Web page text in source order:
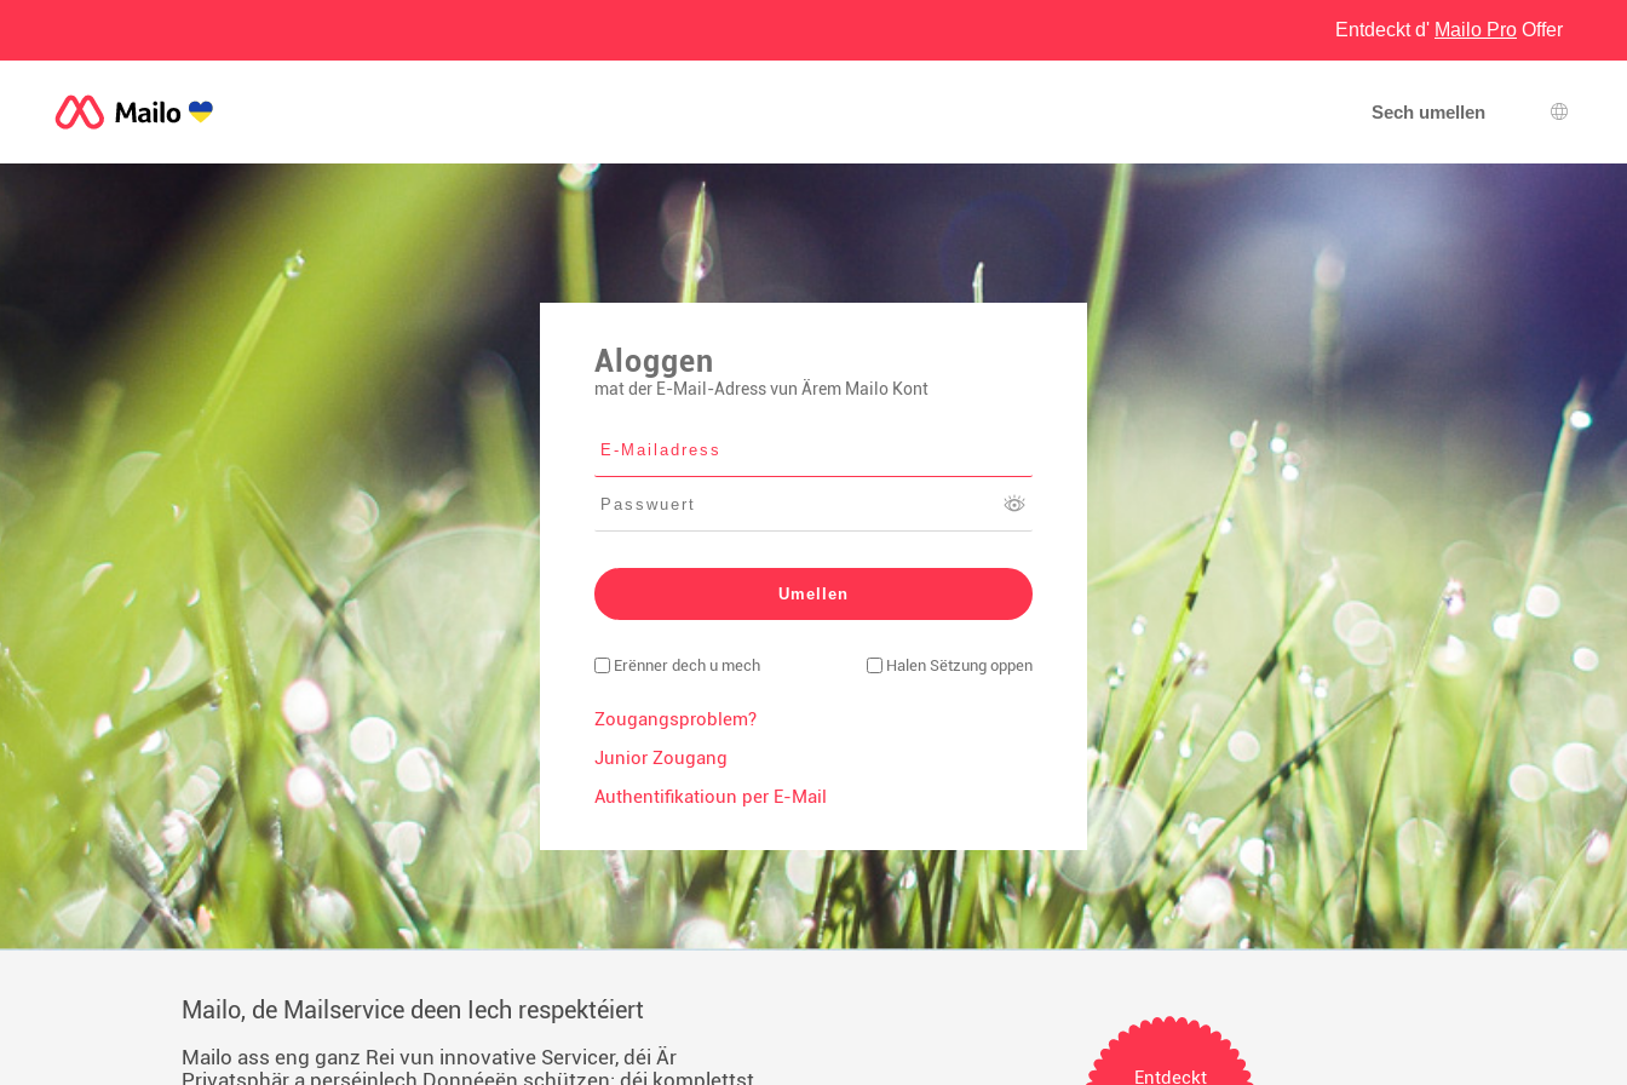
Entdeckt d' Mailo Pro Offer
Sech umellen
Aloggen
mat der E-Mail-Adress vun Ärem Mailo Kont
Erënner dech u mech Halen Sëtzung oppen
Zougangsproblem?
Junior Zougang
Authentifikatioun per E-Mail
Mailo, de Mailservice deen Iech respektéiert
Mailo ass eng ganz Rei vun innovative Servicer, déi Är
Privatsphär a perséinlech Donnéeën schützen: déi komplettst
Entdeckt